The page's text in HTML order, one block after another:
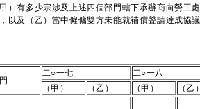
）有多少宗涉及上述四個部門轄下承辦商向勞工
以及（乙）當中僱傭雙方未能就補償聲請達成協
二○一七 二○一八
（甲）
（乙） （甲） （乙）